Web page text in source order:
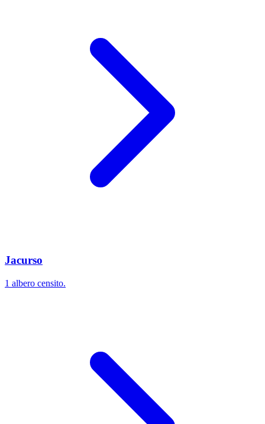
Jacurso
1 albero censito.